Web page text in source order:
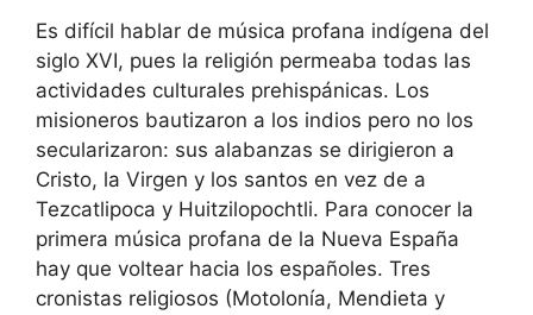
Es difícil hablar de música profana indígena del
siglo XVI, pues la religión permeaba todas las
actividades culturales prehispánicas. Los
misioneros bautizaron a los indios pero no los
secularizaron: sus alabanzas se dirigieron a
Cristo, la Virgen y los santos en vez de a
Tezcatlipoca y Huitzilopochtli. Para conocer la
primera música profana de la Nueva España
hay que voltear hacia los españoles. Tres
cronistas religiosos (Motolonía, Mendieta y